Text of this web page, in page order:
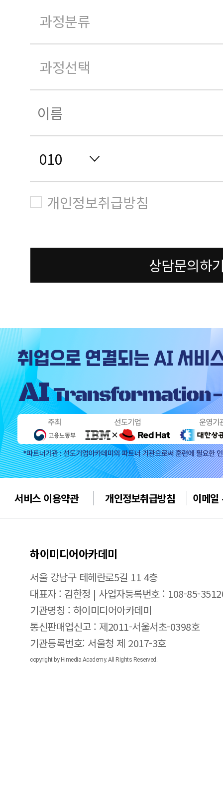
개인정보취급방침
상담문의하
서비스 이용약관 개인정보취급방침 이메일
하이미디어아카데미
서울 강남구 테헤란로5길 11 4층
대표자 : 김한정 | 사업자등록번호 : 108-85-
기관명칭 : 하이미디어아카데미
통신판매업신고 : 제2011-서울서초-0398호
기관등록번호: 서울청 제 2017-3호
copyright by Himedia Academy. All Rights Reserved.